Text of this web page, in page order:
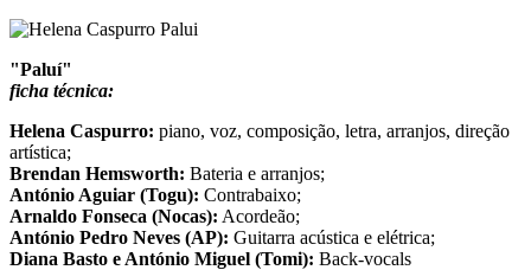
"Paluí"
ficha técnica:
Helena Caspurro: piano, voz, composição, letra, arranjos, direção
artística;
Brendan Hemsworth: Bateria e arranjos;
António Aguiar (Togu): Contrabaixo;
Arnaldo Fonseca (Nocas): Acordeão;
António Pedro Neves (AP): Guitarra acústica e elétrica;
Diana Basto e António Miguel (Tomi): Back-vocals